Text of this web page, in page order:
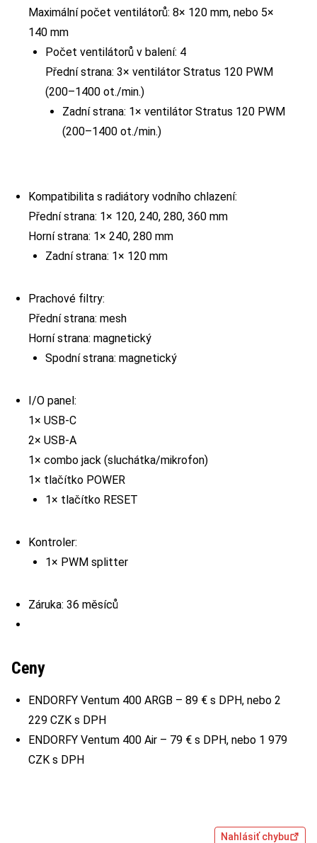
Maximální počet ventilátorů: 8× 120 mm, nebo 5×
140 mm
Počet ventilátorů v balení: 4
Přední strana: 3× ventilátor Stratus 120 PWM
(200–1400 ot./min.)
Zadní strana: 1× ventilátor Stratus 120 PWM
(200–1400 ot./min.)
Kompatibilita s radiátory vodního chlazení:
Přední strana: 1× 120, 240, 280, 360 mm
Horní strana: 1× 240, 280 mm
Zadní strana: 1× 120 mm
Prachové filtry:
Přední strana: mesh
Horní strana: magnetický
Spodní strana: magnetický
I/O panel:
1× USB-C
2× USB-A
1× combo jack (sluchátka/mikrofon)
1× tlačítko POWER
1× tlačítko RESET
Kontroler:
1× PWM splitter
Záruka: 36 měsíců
Ceny
ENDORFY Ventum 400 ARGB – 89 € s DPH, nebo 2
229 CZK s DPH
ENDORFY Ventum 400 Air – 79 € s DPH, nebo 1 979
CZK s DPH
Nahlásiť chybu